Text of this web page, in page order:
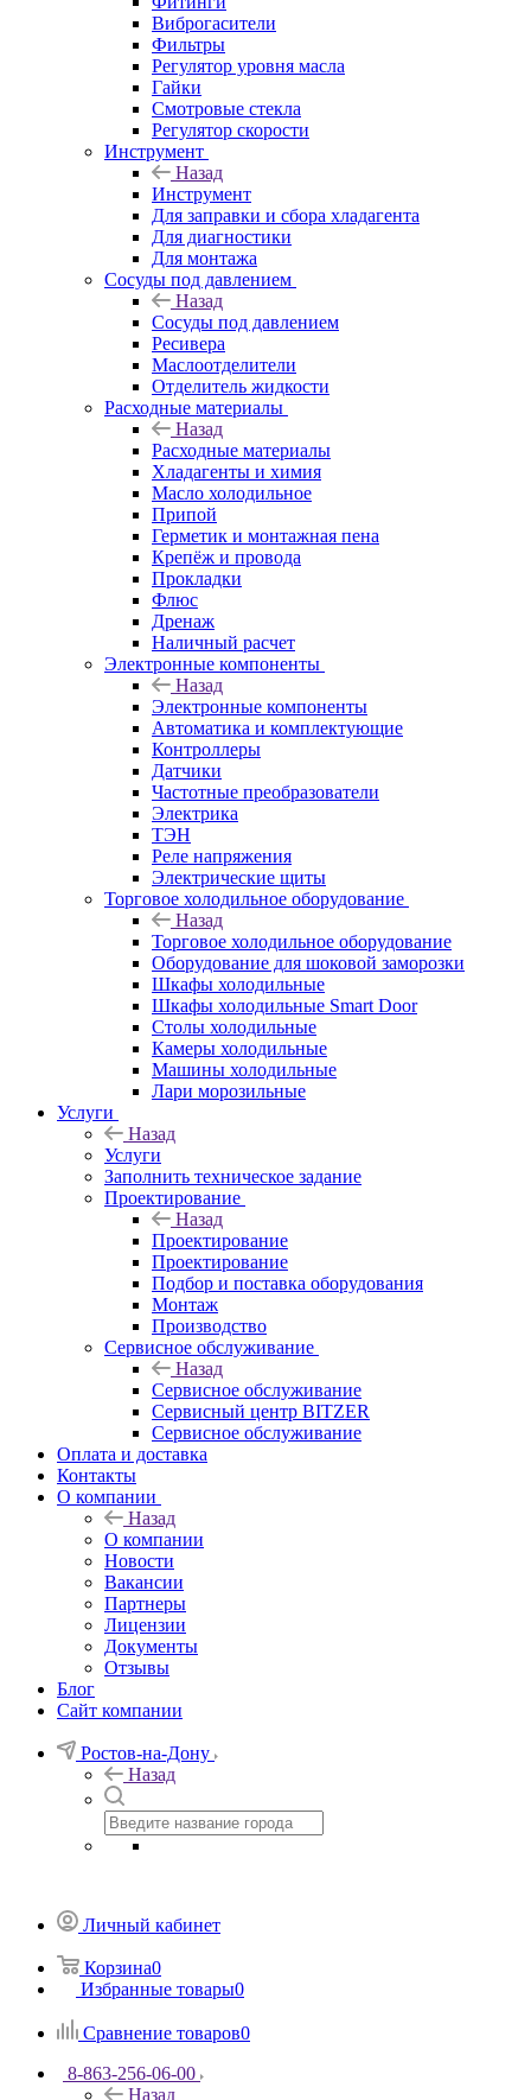
Виброгасители
Фильтры
Регулятор уровня масла
Гайки
Смотровые стекла
Регулятор скорости
Инструмент
Назад
Инструмент
Для заправки и сбора хладагента
Для диагностики
Для монтажа
Сосуды под давлением
Назад
Сосуды под давлением
Ресивера
Маслоотделители
Отделитель жидкости
Расходные материалы
Назад
Расходные материалы
Хладагенты и химия
Масло холодильное
Припой
Герметик и монтажная пена
Крепёж и провода
Прокладки
Флюс
Дренаж
Наличный расчет
Электронные компоненты
Назад
Электронные компоненты
Автоматика и комплектующие
Контроллеры
Датчики
Частотные преобразователи
Электрика
ТЭН
Реле напряжения
Электрические щиты
Торговое холодильное оборудование
Назад
Торговое холодильное оборудование
Оборудование для шоковой заморозки
Шкафы холодильные
Шкафы холодильные Smart Door
Столы холодильные
Камеры холодильные
Машины холодильные
Лари морозильные
Услуги
Назад
Услуги
Заполнить техническое задание
Проектирование
Назад
Проектирование
Проектирование
Подбор и поставка оборудования
Монтаж
Производство
Сервисное обслуживание
Назад
Сервисное обслуживание
Сервисный центр BITZER
Сервисное обслуживание
Оплата и доставка
Контакты
О компании
Назад
О компании
Новости
Вакансии
Партнеры
Лицензии
Документы
Отзывы
Блог
Сайт компании
Ростов-на-Дону
Назад
Личный кабинет
Корзина0
Избранные товары0
Сравнение товаров0
8-863-256-06-00
Назад